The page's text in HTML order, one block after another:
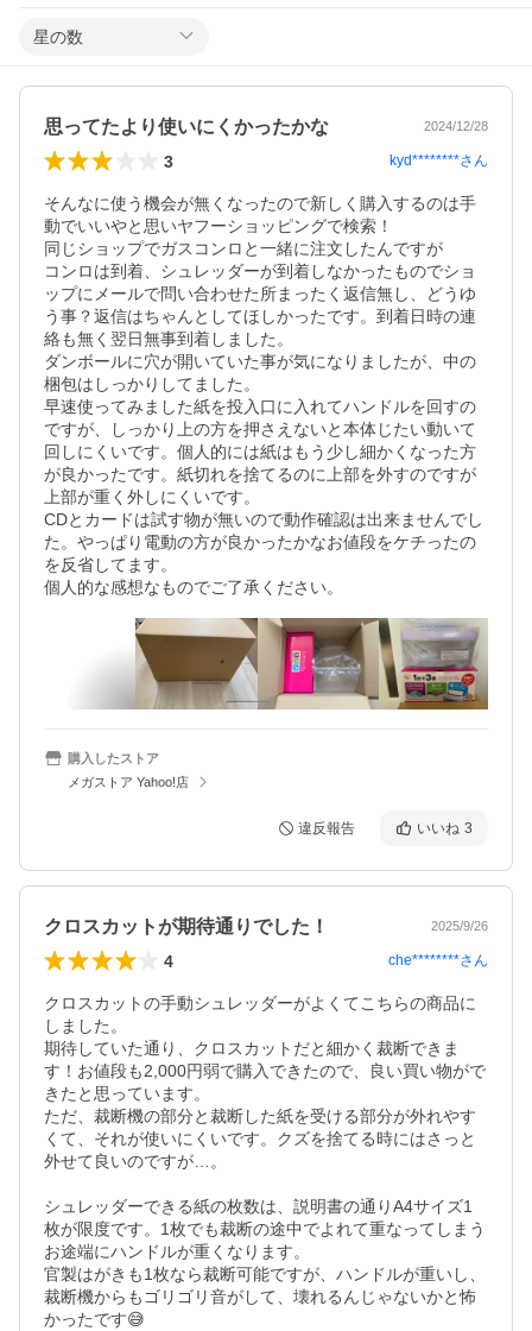
星の数
思ってたより使いにくかったかな 2024/12/28
3 kyd********さん
そんなに使う機会が無くなったので新しく購入するのは手
動でいいやと思いヤフーショッピングで検索！
同じショップでガスコンロと一緒に注文したんですが
コンロは到着、シュレッダーが到着しなかったものでショ
ップにメールで問い合わせた所まったく返信無し、どうゆ
う事？返信はちゃんとしてほしかったです。到着日時の連
絡も無く翌日無事到着しました。
ダンボールに穴が開いていた事が気になりましたが、中の
梱包はしっかりしてました。
早速使ってみました紙を投入口に入れてハンドルを回すの
ですが、しっかり上の方を押さえないと本体じたい動いて
回しにくいです。個人的には紙はもう少し細かくなった方
が良かったです。紙切れを捨てるのに上部を外すのですが
上部が重く外しにくいです。
CDとカードは試す物が無いので動作確認は出来ませんでし
た。やっぱり電動の方が良かったかなお値段をケチったの
を反省してます。
購入したストア
メガストア Yahoo!店
違反報告 いいね 3
クロスカットが期待通りでした！ 2025/9/26
4 che********さん
クロスカットの手動シュレッダーがよくてこちらの商品に
しました。
期待していた通り、クロスカットだと細かく裁断できま
す！お値段も2,000円弱で購入できたので、良い買い物がで
きたと思っています。
ただ、裁断機の部分と裁断した紙を受ける部分が外れやす
くて、それが使いにくいです。クズを捨てる時にはさっと
外せて良いのですが…。
シュレッダーできる紙の枚数は、説明書の通りA4サイズ1
枚が限度です。1枚でも裁断の途中でよれて重なってしまう
お途端にハンドルが重くなります。
官製はがきも1枚なら裁断可能ですが、ハンドルが重いし、
裁断機からもゴリゴリ音がして、壊れるんじゃないかと怖
かったです😅